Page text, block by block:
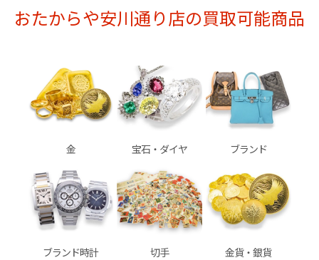
おたからや安川通り店の買取可能商品
金 宝石・ダイヤ ブランド
ブランド時計 切手 金貨・銀貨